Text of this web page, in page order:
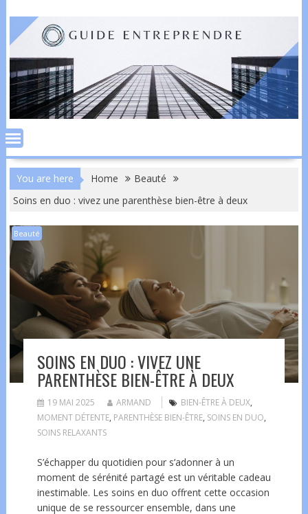
content
You are here Home
Beauté
Soins en duo : vivez une parenthèse bien-être à deux
Beauté
SOINS EN DUO : VIVEZ UNE
PARENTHÈSE BIEN-ÊTRE À DEUX
19 MAI 2025 ARMAND BIEN-ÊTRE À DEUX,
MOMENT DÉTENTE, PARENTHÈSE BIEN-ÊTRE, SOINS EN DUO,
SOINS RELAXANTS
S’échapper du quotidien pour s’adonner à un
moment de sérénité partagé est un véritable cadeau
inestimable. Les soins en duo offrent cette occasion
unique de se ressourcer ensemble, dans une